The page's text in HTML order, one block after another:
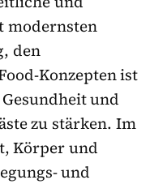
modernsten
den
Konzepten ist
und
zu stärken. Im
Körper und
und